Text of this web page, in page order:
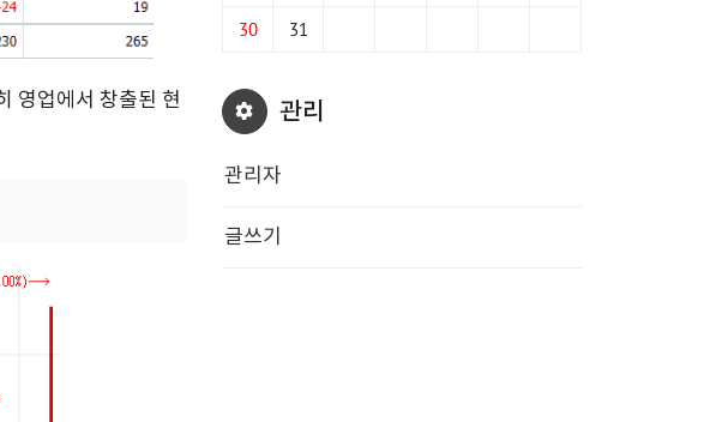
영업에서 창출된 현
30
31
관리
관리자
글쓰기